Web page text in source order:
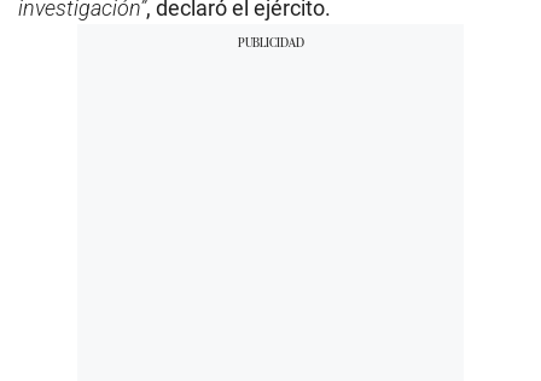
investigación”, declaró el ejército.